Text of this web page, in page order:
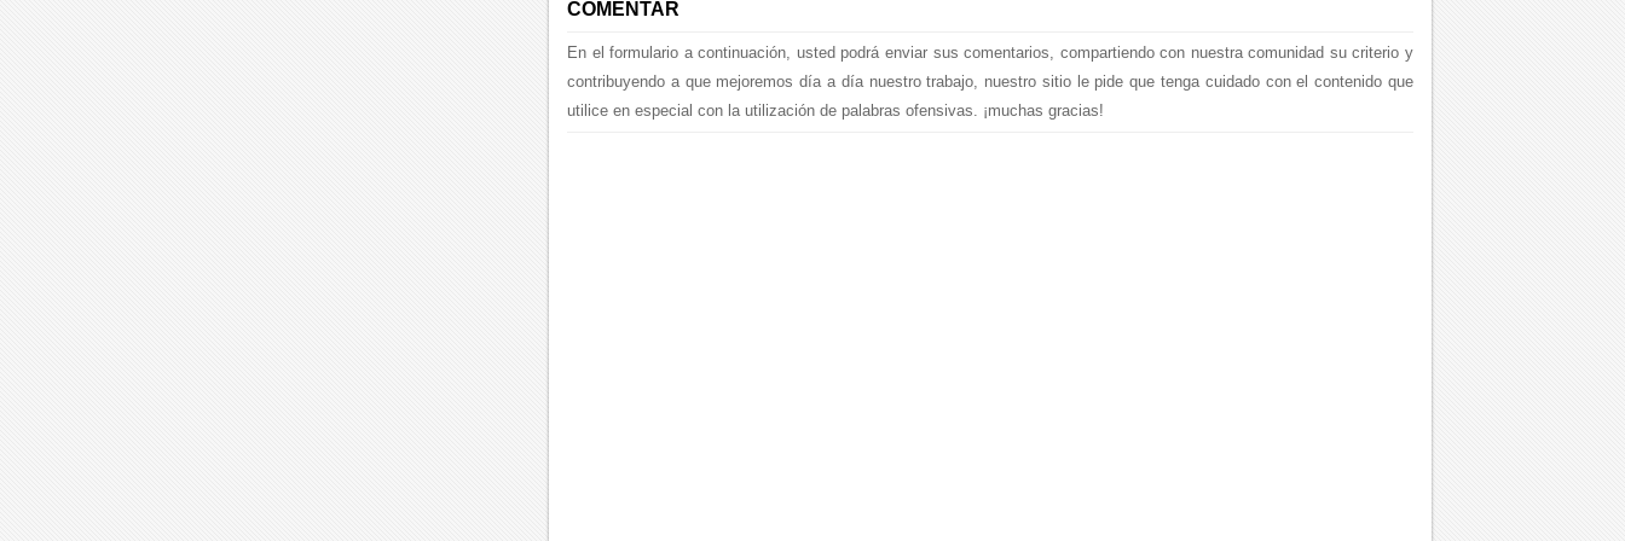
COMENTAR
En el formulario a continuación, usted podrá enviar sus comentarios, compartiendo con nuestra comunidad su criterio y
contribuyendo a que mejoremos día a día nuestro trabajo, nuestro sitio le pide que tenga cuidado con el contenido que
utilice en especial con la utilización de palabras ofensivas. ¡muchas gracias!